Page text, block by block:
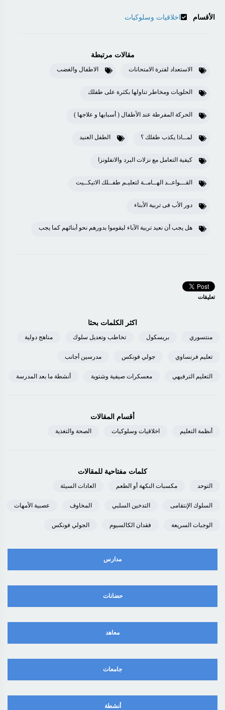
الأقسام اخلاقيات وسلوكيات
مقالات مرتبطة
الاستعداد لفترة الامتحانات الاطفال والغضب
الحلويات ومخاطر تناولها بكثرة على طفلك
الحركة المفرطة عند الأطفال ( أسبابها و علاجها )
لمــاذا يكذب طفلك ؟ الطفل العنيد
كيفية التعامل مع نزلات البرد والانفلونزا
القـــواعــد الهــامــة لتعليـم طفــلك الاتيكــيت
دور الأب فى تربية الأبناء
هل يجب أن نعيد تربية الآباء ليقوموا بدورهم نحو أبنائهم كما يجب
تعليقات
اكثر الكلمات بحثا
منتسوري بريسكول تخاطب وتعديل سلوك مناهج دولية
تعليم فرنساوي جولي فونكس مدرسين أجانب
التعليم الترفيهي معسكرات صيفية وشتوية أنشطة ما بعد المدرسة
أقسام المقالات
أنظمة التعليم اخلاقيات وسلوكيات الصحة والتغذية
كلمات مفتاحية للمقالات
التوحد مكسبات النكهة أو الطعم العادات السيئة
السلوك الإنتقامى التدخين السلبي المخاوف عصبية الأمهات
الوجبات السريعة فقدان الكالسيوم الجولي فونكس
مدارس
حضانات
معاهد
جامعات
أنشطة